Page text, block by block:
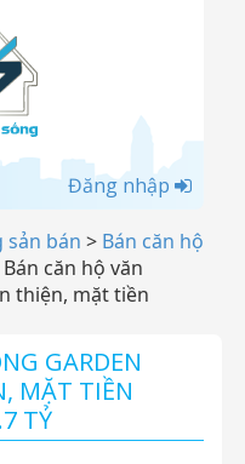
Đăng nhập
sản bán > Bán căn hộ
Bán căn hộ văn
thiện, mặt tiền
GARDEN
MẶT TIỀN
TỶ